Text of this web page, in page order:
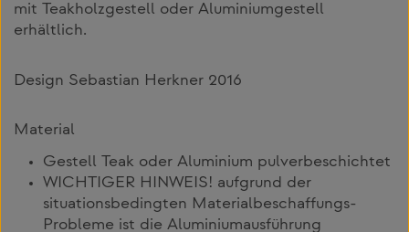
mit Teakholzgestell oder Aluminiumgestell
erhältlich.
Design Sebastian Herkner 2016
Material
Gestell Teak oder Aluminium pulverbeschichtet
WICHTIGER HINWEIS! aufgrund der
situationsbedingten Materialbeschaffungs-
Probleme ist die Aluminiumausführung